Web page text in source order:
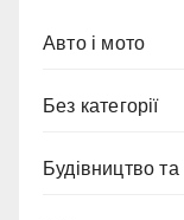
Авто і мото
Без категорії
Будівництво